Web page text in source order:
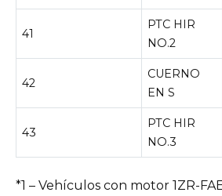
41
PTC HIR
NO.2
42
CUERNO
EN S
43
PTC HIR
NO.3
*1 – Vehículos con motor 1ZR-